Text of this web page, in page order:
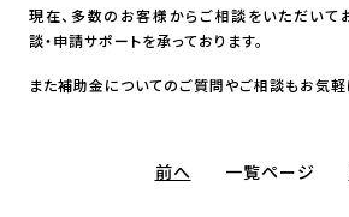
現在、多数のお客様からご相談をいただいて
談・申請サポートを承っております。
また補助金についてのご質問やご相談もお気軽
前へ 一覧ページ